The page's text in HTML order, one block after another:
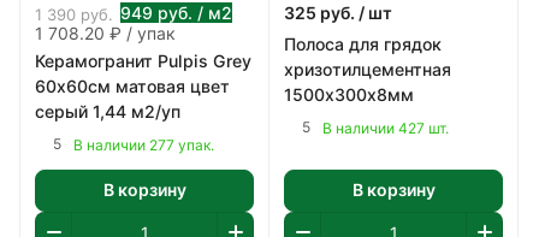
1 390 руб. 949 руб. / м2
1 708.20 ₽ / упак
Керамогранит Pulpis Grey
60х60см матовая цвет
серый 1,44 м2/уп
5 В наличии 277 упак.
В корзину
325 руб. / шт
Полоса для грядок
хризотилцементная
1500х300х8мм
5 В наличии 427 шт.
В корзину